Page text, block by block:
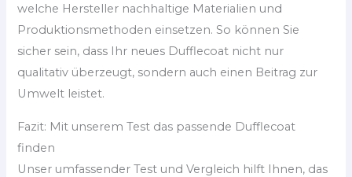
welche Hersteller nachhaltige Materialien und
Produktionsmethoden einsetzen. So können Sie
sicher sein, dass Ihr neues Dufflecoat nicht nur
qualitativ überzeugt, sondern auch einen Beitrag zur
Umwelt leistet.
Fazit: Mit unserem Test das passende Dufflecoat
finden
Unser umfassender Test und Vergleich hilft Ihnen, das